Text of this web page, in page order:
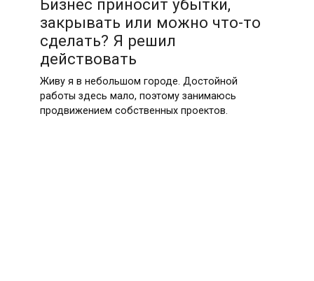
Бизнес приносит убытки,
закрывать или можно что-то
сделать? Я решил
действовать
Живу я в небольшом городе. Достойной
работы здесь мало, поэтому занимаюсь
продвижением собственных проектов.